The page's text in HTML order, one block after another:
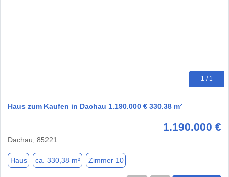
1 / 1
Haus zum Kaufen in Dachau 1.190.000 € 330.38 m²
1.190.000 €
Dachau, 85221
Haus ca. 330,38 m² Zimmer 10